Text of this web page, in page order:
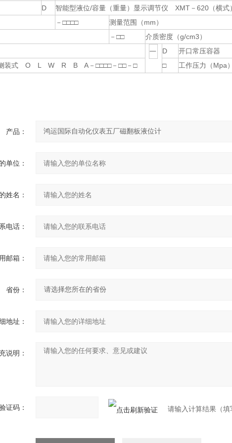
D
智能型液位/容量（重量）显示调节仪 XMT－620（横式
－□□□□
测量范围（mm）
－□□
介质密度（g/cm3）
一
D
开口常压容器
装式 O L W R B A－□□□□－□□－□
□ 工作压力（Mpa
产品：
单位：
姓名：
电话：
邮箱：
省份：
地址：
说明：
证码： 请输入计算结果（